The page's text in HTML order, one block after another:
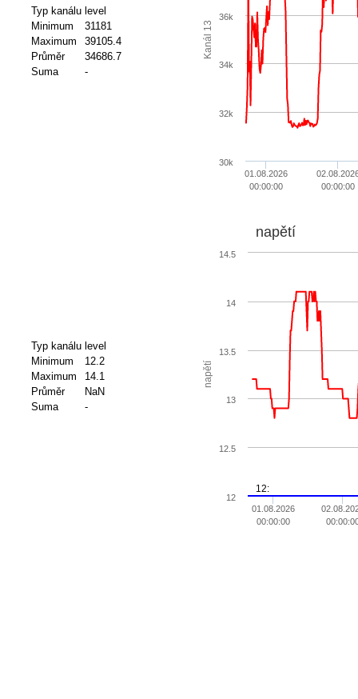
Typ kanálu level
Minimum
31181
Maximum
39105.4
Průměr
34686.7
Suma
-
Kanál 13
01.08.2026
00:00:00
00:00:00
30k
32k
34k
36k
Typ kanálu level
Minimum
12.2
Maximum
14.1
Průměr
NaN
Suma
-
napětí
napětí
12:
01.08.2026
00:00:00
12
12.5
13
13.5
14
14.5